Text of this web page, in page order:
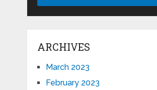
ARCHIVES
March 2023
February 2023